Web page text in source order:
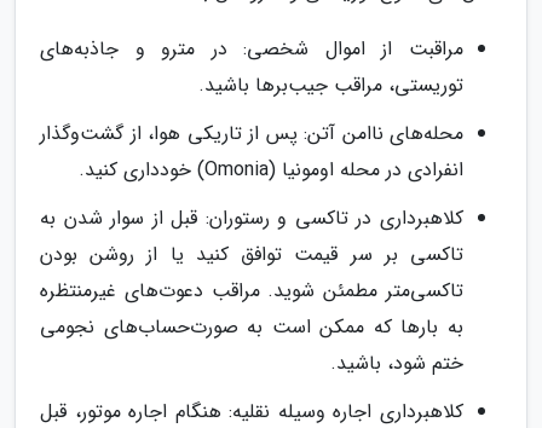
مراقبت از اموال شخصی: در مترو و جاذبه‌های
توریستی، مراقب جیب‌برها باشید.
محله‌های ناامن آتن: پس از تاریکی هوا، از گشت‌وگذار
انفرادی در محله اومونیا (Omonia) خودداری کنید.
کلاهبرداری در تاکسی و رستوران: قبل از سوار شدن به
تاکسی بر سر قیمت توافق کنید یا از روشن بودن
تاکسی‌متر مطمئن شوید. مراقب دعوت‌های غیرمنتظره
به بارها که ممکن است به صورت‌حساب‌های نجومی
ختم شود، باشید.
کلاهبرداری اجاره وسیله نقلیه: هنگام اجاره موتور، قبل